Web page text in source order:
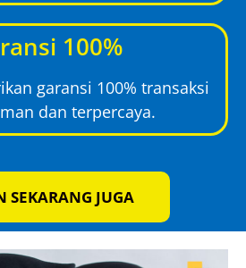
100%
garansi 100% transaksi
dan terpercaya.
SEKARANG JUGA